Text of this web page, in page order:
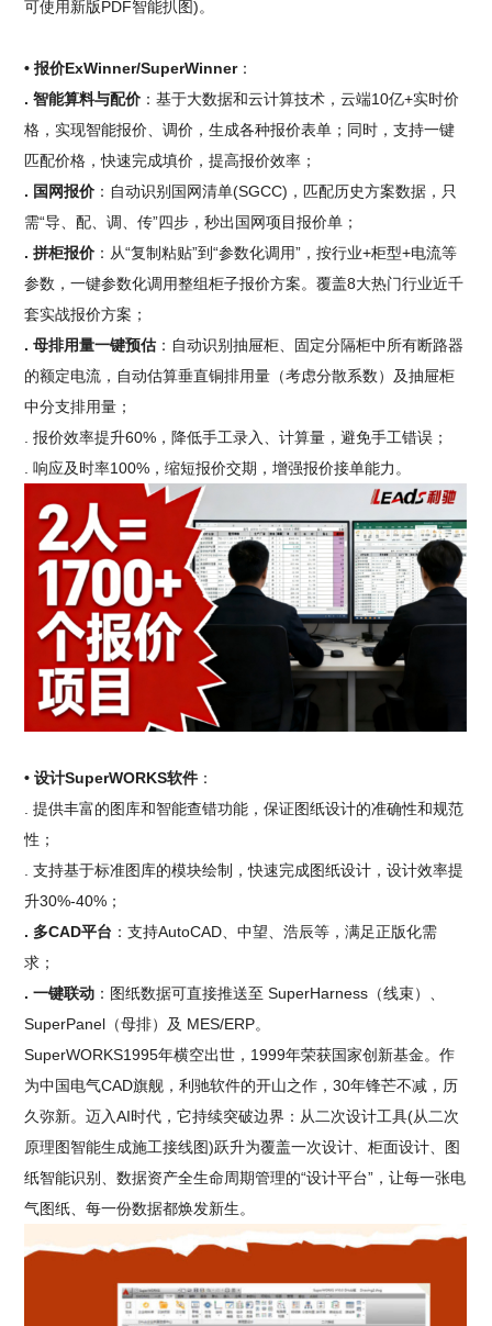
可使用新版PDF智能扒图)。
• 报价ExWinner/SuperWinner：
. 智能算料与配价 ：基于大数据和云计算技术，云端10亿+实时价
格，实现智能报价、调价，生成各种报价表单；同时，支持一键
匹配价格，快速完成填价，提高报价效率；
. 国网报价 ：自动识别国网清单(SGCC)，匹配历史方案数据，只
需“导、配、调、传”四步，秒出国网项目报价单；
. 拼柜报价 ：从“复制粘贴”到“参数化调用”，按行业+柜型+电流等
参数，一键参数化调用整组柜子报价方案。覆盖8大热门行业近千
套实战报价方案；
. 母排用量一键预估 ：自动识别抽屉柜、固定分隔柜中所有断路器
的额定电流，自动估算垂直铜排用量（考虑分散系数）及抽屉柜
中分支排用量；
. 报价效率提升60%，降低手工录入、计算量，避免手工错误；
. 响应及时率100%，缩短报价交期，增强报价接单能力。
• 设计SuperWORKS软件 ：
. 提供丰富的图库和智能查错功能，保证图纸设计的准确性和规范
性；
. 支持基于标准图库的模块绘制，快速完成图纸设计，设计效率提
升30%-40%；
. 多CAD平台 ：支持AutoCAD、中望、浩辰等，满足正版化需
求；
. 一键联动 ：图纸数据可直接推送至 SuperHarness（线束）、
SuperPanel（母排）及 MES/ERP。
SuperWORKS1995年横空出世，1999年荣获国家创新基金。作
为中国电气CAD旗舰，利驰软件的开山之作，30年锋芒不减，历
久弥新。迈入AI时代，它持续突破边界：从二次设计工具(从二次
原理图智能生成施工接线图)跃升为覆盖一次设计、柜面设计、图
纸智能识别、数据资产全生命周期管理的“设计平台”，让每一张电
气图纸、每一份数据都焕发新生。